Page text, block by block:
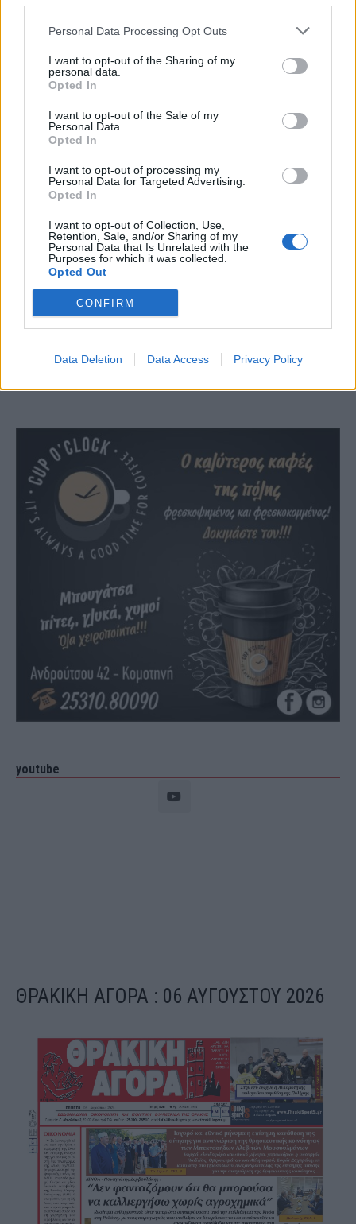
Personal Data Processing Opt Outs
I want to opt-out of the Sharing of my
personal data.
Opted In
I want to opt-out of the Sale of my
Personal Data.
Opted In
I want to opt-out of processing my
Personal Data for Targeted Advertising.
Opted In
I want to opt-out of Collection, Use,
Retention, Sale, and/or Sharing of my
Personal Data that Is Unrelated with the
Purposes for which it was collected.
Opted Out
CONFIRM
Data Deletion Data Access Privacy Policy
Φαρμακεία (03-09 Αυγ.)
Περισσότερα
youtube
ΘΡΑΚΙΚΗ ΑΓΟΡΑ : 06 ΑΥΓΟΥΣΤΟΥ 2026